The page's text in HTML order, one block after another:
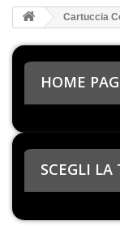
Cartuccia
HOME
SCEGLI